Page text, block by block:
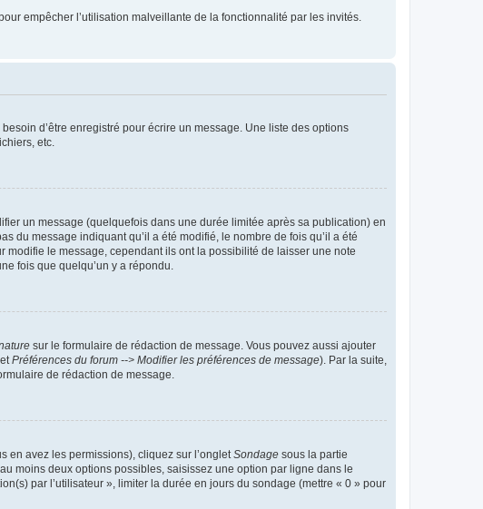
empêcher l’utilisation malveillante de la fonctionnalité par les invités.
d’être enregistré pour écrire un message. Une liste des options
etc.
un message (quelquefois dans une durée limitée après sa publication) en
du message indiquant qu’il a été modifié, le nombre de fois qu’il a été
modifie le message, cependant ils ont la possibilité de laisser une note
fois que quelqu’un y a répondu.
sur le formulaire de rédaction de message. Vous pouvez aussi ajouter
Préférences du forum --> Modifier les préférences de message). Par la suite,
de rédaction de message.
en avez les permissions), cliquez sur l’onglet Sondage sous la partie
moins deux options possibles, saisissez une option par ligne dans le
par l’utilisateur », limiter la durée en jours du sondage (mettre « 0 » pour